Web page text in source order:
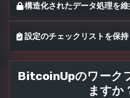
構造化されたデータ処理を
設定のチェックリストを保持
BitcoinUpのワーク
ますか